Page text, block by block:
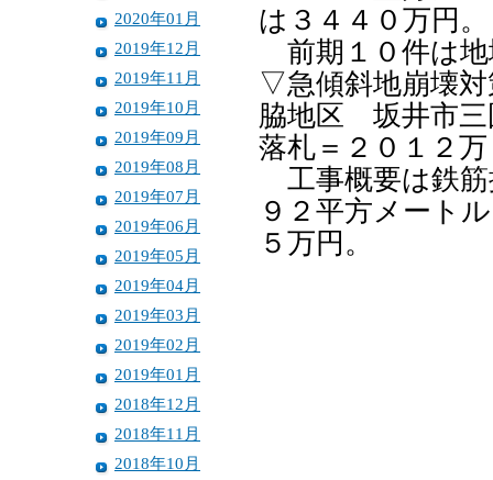
2020年01月
2019年12月
2019年11月
2019年10月
2019年09月
2019年08月
2019年07月
2019年06月
2019年05月
2019年04月
2019年03月
2019年02月
2019年01月
2018年12月
2018年11月
2018年10月
は３４４０万円
前期１０件は地
▽急傾斜地崩壊
脇地区 坂井市三
落札＝２０１
工事概要は鉄筋
９２平方メート
５万円。